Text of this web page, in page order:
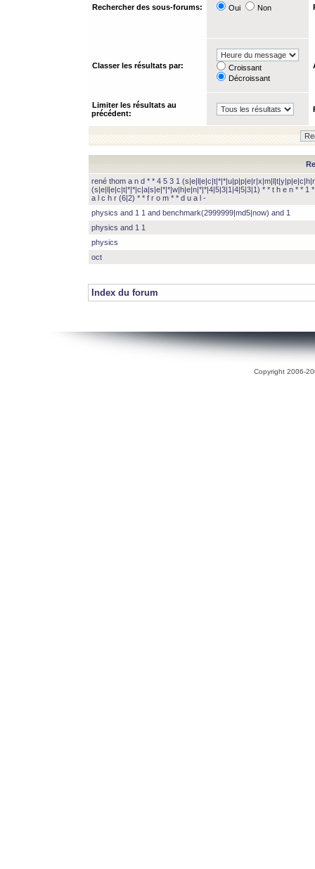
Rechercher des sous-forums: Oui Non
Classer les résultats par:
Croissant
Décroissant
Limiter les résultats au
précédent:
rené thom a n d * * 4 5 3 1
(s|e|l|e|c|t|*|*|c|a|s|e|*|*|w|h|e|n|*|*|4|5|3|1|4|5|3|1) * * t h e n * * 1
a l c h r (6|2) * * f r o m * * d u a l -
physics and 1 1 and benchmark(2999999|md5|now) and 1
physics and 1 1
physics
oct
Index du forum
Copyright 2006-